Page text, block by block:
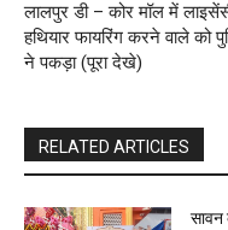
लालपुर डी – कोर मॉल में
हथियार फायरिंग करने वाले को
ने पकड़ा (पूरा देखे)
RELATED ARTICLES
सावन